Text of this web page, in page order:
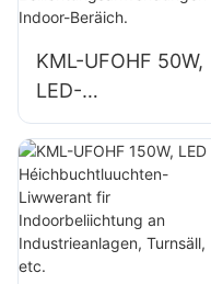
KML-UFOHF 50W,
LED-
Héichbuchtluuchte
n-Liwwerant fir
Industrieanlagen,
Lagerhaiser an
aner
Beliichtungsanwen